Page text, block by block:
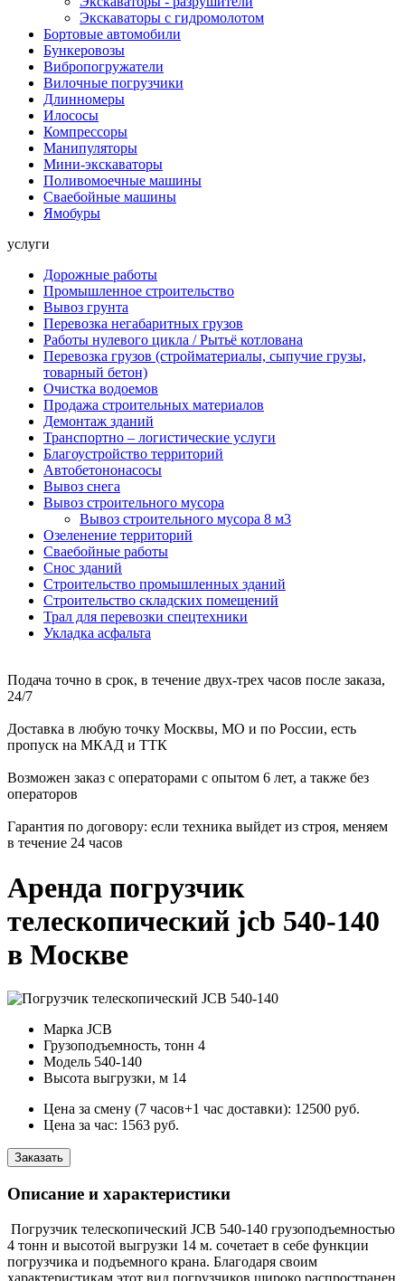
Экскаваторы с гидромолотом
Бортовые автомобили
Бункеровозы
Вибропогружатели
Вилочные погрузчики
Длинномеры
Илососы
Компрессоры
Манипуляторы
Мини-экскаваторы
Поливомоечные машины
Сваебойные машины
Ямобуры
услуги
Дорожные работы
Промышленное строительство
Вывоз грунта
Перевозка негабаритных грузов
Работы нулевого цикла / Рытьё котлована
Перевозка грузов (стройматериалы, сыпучие грузы,
товарный бетон)
Очистка водоемов
Продажа строительных материалов
Демонтаж зданий
Транспортно – логистические услуги
Благоустройство территорий
Автобетононасосы
Вывоз снега
Вывоз строительного мусора
Вывоз строительного мусора 8 м3
Озеленение территорий
Сваебойные работы
Снос зданий
Строительство промышленных зданий
Строительство складских помещений
Трал для перевозки спецтехники
Укладка асфальта
Подача точно в срок, в течение двух-трех часов после заказа,
24/7
Доставка в любую точку Москвы, МО и по России, есть
пропуск на МКАД и ТТК
Возможен заказ с операторами с опытом 6 лет, а также без
операторов
Гарантия по договору: если техника выйдет из строя, меняем
в течение 24 часов
Аренда погрузчик
телескопический jcb 540-140
в Москве
Марка JCB
Грузоподъемность, тонн 4
Модель 540-140
Высота выгрузки, м 14
Цена за смену (7 часов+1 час доставки): 12500 руб.
Цена за час: 1563 руб.
Заказать
Описание и характеристики
Погрузчик телескопический JCB 540-140 грузоподъемностью
4 тонн и высотой выгрузки 14 м. сочетает в себе функции
погрузчика и подъемного крана. Благодаря своим
характеристикам этот вид погрузчиков широко распространен